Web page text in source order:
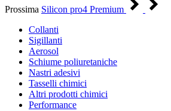
Prossima Silicon pro4 Premium
Collanti
Sigillanti
Aerosol
Schiume poliuretaniche
Nastri adesivi
Tasselli chimici
Altri prodotti chimici
Performance